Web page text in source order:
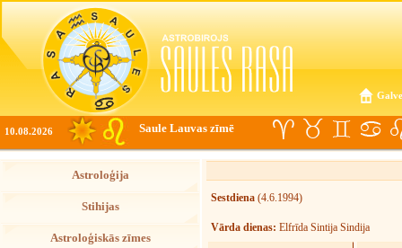
10.08.2026 Saule Lauvas zīmē
Astroloģija
Stihijas
Astroloģiskās zīmes
Sestdiena (4.6.1994)
Vārda dienas: Elfrīda Sintija Sindija